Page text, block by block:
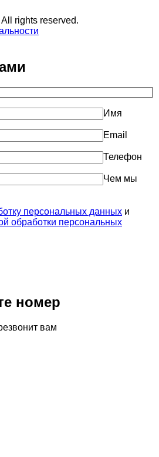
rights reserved.
Имя
Email
Телефон
Чем мы
персональных данных и
обработки персональных
номер
вам